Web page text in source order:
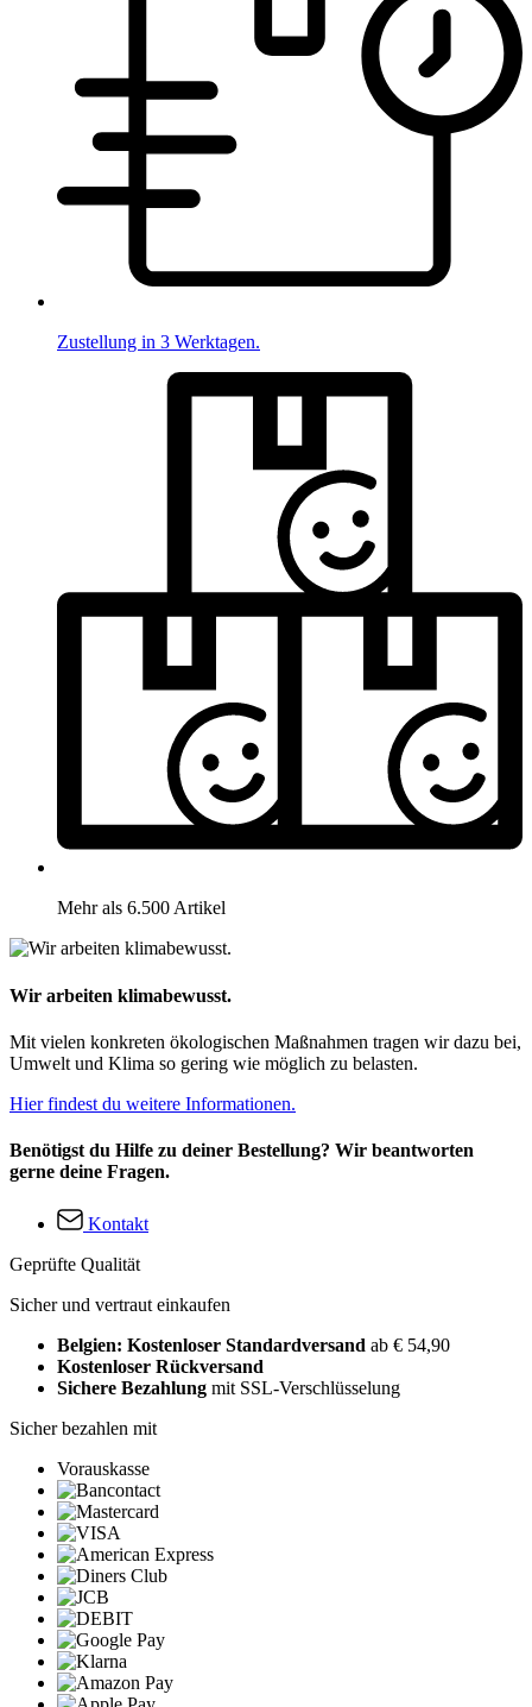
Zustellung in 3 Werktagen.
Mehr als 6.500 Artikel
Wir arbeiten klimabewusst.
Mit vielen konkreten ökologischen Maßnahmen tragen wir dazu bei,
Umwelt und Klima so gering wie möglich zu belasten.
Hier findest du weitere Informationen.
Benötigst du Hilfe zu deiner Bestellung? Wir beantworten
gerne deine Fragen.
Kontakt
Geprüfte Qualität
Sicher und vertraut einkaufen
Belgien: Kostenloser Standardversand ab € 54,90
Kostenloser Rückversand
Sichere Bezahlung mit SSL-Verschlüsselung
Sicher bezahlen mit
Vorauskasse